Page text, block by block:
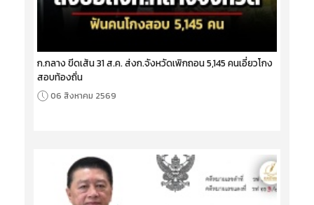
ก.กลาง ขีดเส้น 31 ส.ค. ส่งก.จังหวัดเพิกถอน 5,145 คนเอี่ยวโกง
สอบท้องถิ่น
06 สิงหาคม 2569